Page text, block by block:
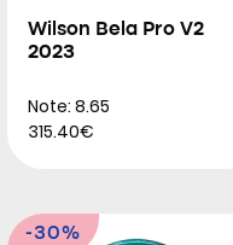
Wilson Bela Pro V2
2023
Note: 8.65
315.40€
-30%